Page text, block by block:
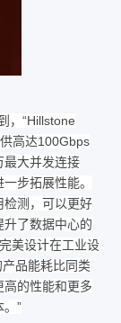
，“Hillstone
高达100Gbps
最大并发连接
步拓展性能。
检测，可以更好
了数据中心的
美设计在工业设
品能耗比同类
的性能和更多
”